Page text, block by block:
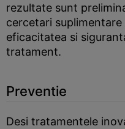
rezultate sunt
cercetari
eficacitatea si
tratament.
Preventie
Desi tratamentele